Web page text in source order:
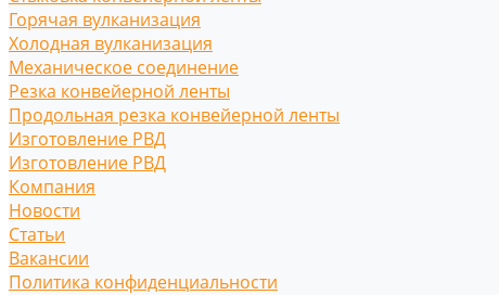
Горячая вулканизация
Холодная вулканизация
Механическое соединение
Резка конвейерной ленты
Продольная резка конвейерной ленты
Изготовление РВД
Изготовление РВД
Компания
Новости
Статьи
Вакансии
Политика конфиденциальности